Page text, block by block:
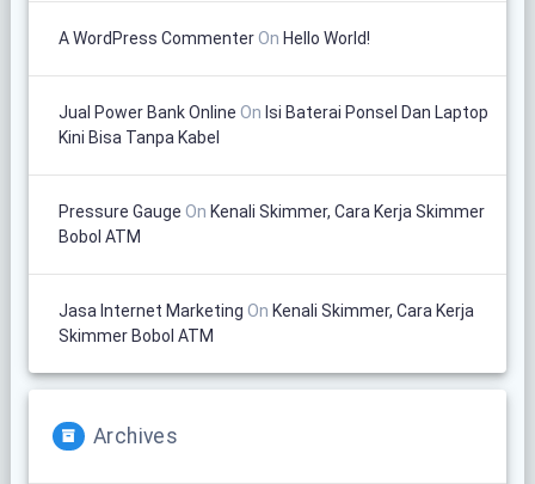
A WordPress CommenterOn Hello World!
Jual Power Bank Online On Isi Baterai Ponsel Dan Laptop
Kini Bisa Tanpa Kabel
Pressure Gauge On Kenali Skimmer, Cara Kerja Skimmer
Bobol ATM
Jasa Internet Marketing On Kenali Skimmer, Cara Kerja
Skimmer Bobol ATM
Archives